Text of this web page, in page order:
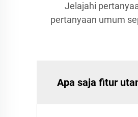
Jelajahi
pertanyaan umum
Apa saja fitur